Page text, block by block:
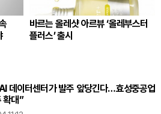
바르는 올레샷 아르뷰 ‘올레부스터
플러스’ 출시
데이터센터가 발주 앞당긴다…효성중공업
확대”